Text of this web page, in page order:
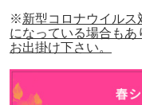
※新型コロナウイル
になっている場合も
お出掛け下さい。